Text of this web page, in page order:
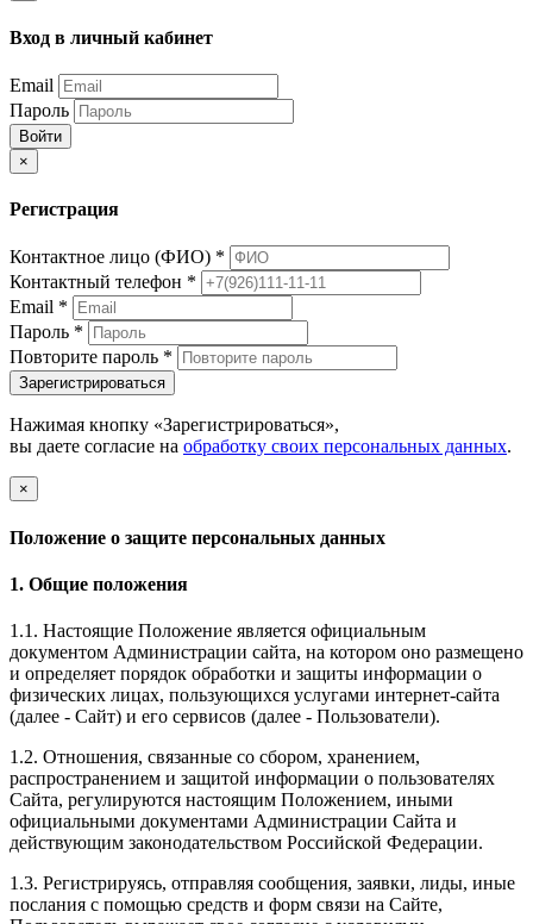
Вход в личный кабинет
Email
Пароль
Войти
×
Регистрация
Контактное лицо (ФИО) *
Контактный телефон *
Email *
Пароль *
Повторите пароль *
Зарегистрироваться
Нажимая кнопку «Зарегистрироваться»,
вы даете согласие на обработку своих персональных данных.
×
Положение о защите персональных данных
1. Общие положения
1.1. Настоящие Положение является официальным
документом Администрации сайта, на котором оно размещено
и определяет порядок обработки и защиты информации о
физических лицах, пользующихся услугами интернет-сайта
(далее - Сайт) и его сервисов (далее - Пользователи).
1.2. Отношения, связанные со сбором, хранением,
распространением и защитой информации о пользователях
Сайта, регулируются настоящим Положением, иными
официальными документами Администрации Сайта и
действующим законодательством Российской Федерации.
1.3. Регистрируясь, отправляя сообщения, заявки, лиды, иные
послания с помощью средств и форм связи на Сайте,